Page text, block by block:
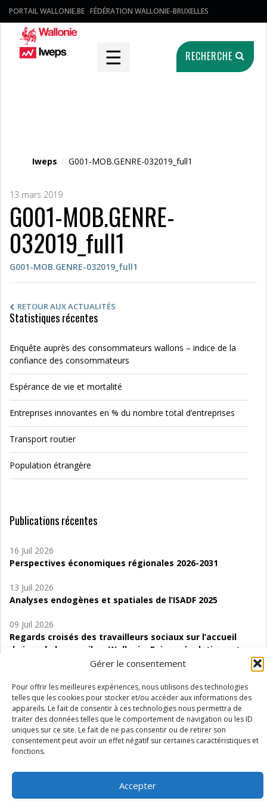
Gérer le consentement
Pour offrir les meilleures expériences, nous utilisons des technologies
telles que les cookies pour stocker et/ou accéder aux informations des
appareils. Le fait de consentir à ces technologies nous permettra de
traiter des données telles que le comportement de navigation ou les ID
uniques sur ce site. Le fait de ne pas consentir ou de retirer son
consentement peut avoir un effet négatif sur certaines caractéristiques et
fonctions.
Accepter
PORTAIL WALLONIE.BE FÉDÉRATION WALLONIE-BRUXELLES
☰ RECHERCHE
Iweps / G001-MOB.GENRE-032019_full1
13 mars 2019
G001-MOB.GENRE-
032019_full1
G001-MOB.GENRE-032019_full1
RETOUR AUX ACTUALITÉS
Statistiques récentes
Enquête auprès des consommateurs wallons – indice de la
confiance des consommateurs
Espérance de vie et mortalité
Entreprises innovantes en % du nombre total d’entreprises
Transport routier
Population étrangère
Publications récentes
16 Juil 2026
Perspectives économiques régionales 2026-2031
13 Juil 2026
Analyses endogènes et spatiales de l’ISADF 2025
09 Juil 2026
Regards croisés des travailleurs sociaux sur l’accueil
de jour de bas seuil en Wallonie. Enjeux, évolutions et
06 Juil 2026
Étude d’évaluabilité des Structures
d’accompagnement à l’autocréation d’emploi (SAACE)
01 Juil 2026
Pénurie du personnel infirmier :quels indicateurs
Wallonie ?